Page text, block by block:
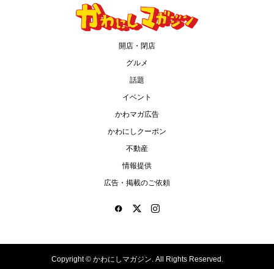
開店・閉店
グルメ
話題
イベント
かわマガ広告
かわにしクーポン
不動産
情報提供
広告・掲載のご依頼
Copyright ©かわにしマガジン. All Rights Reserved.